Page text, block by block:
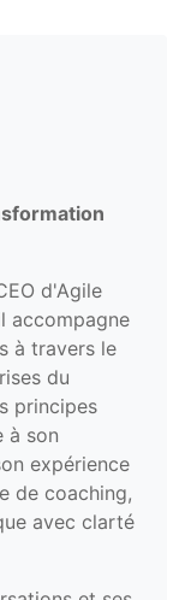
d'Agile
accompagne
à travers le
du
principes
à son
expérience
de coaching,
avec clarté